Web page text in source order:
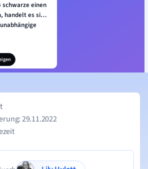
schwarze einen
handelt es sich
Letzte Aktualisierung: 29.11.2022